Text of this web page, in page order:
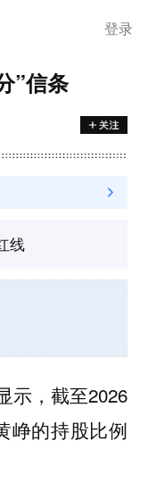
登录
”信条
线
示，截至2026
峥的持股比例